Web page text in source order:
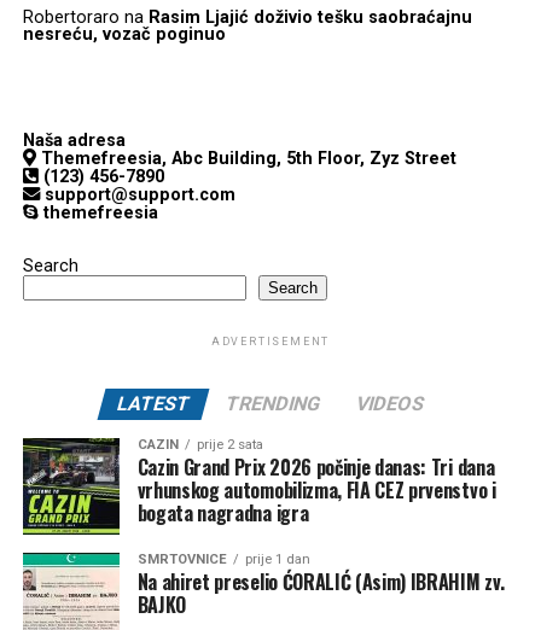
Robertoraro na Rasim Ljajić doživio tešku saobraćajnu
nesreću, vozač poginuo
Naša adresa
Themefreesia, Abc Building, 5th Floor, Zyz Street
(123) 456-7890
support@support.com
themefreesia
Search
Search
ADVERTISEMENT
LATEST TRENDING VIDEOS
CAZIN prije 2 sata
Cazin Grand Prix 2026 počinje danas: Tri dana
vrhunskog automobilizma, FIA CEZ prvenstvo i
bogata nagradna igra
SMRTOVNICE prije 1 dan
Na ahiret preselio ĆORALIĆ (Asim) IBRAHIM zv.
BAJKO